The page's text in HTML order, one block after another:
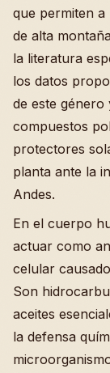
que permiten a
de alta
la literatura
los datos
de este género
compuestos
protectores
planta ante la
Andes.
En el cuerpo
actuar como
celular
Son
aceites
la defensa